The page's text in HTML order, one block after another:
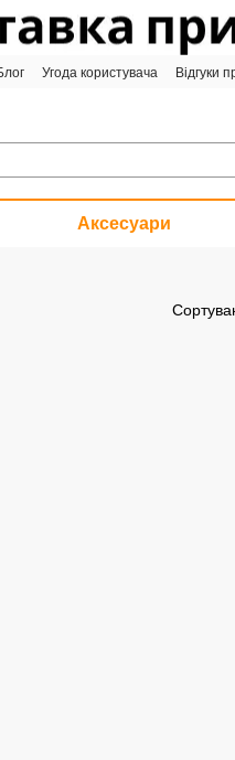
Угода користувача
Відгуки
Аксесуари